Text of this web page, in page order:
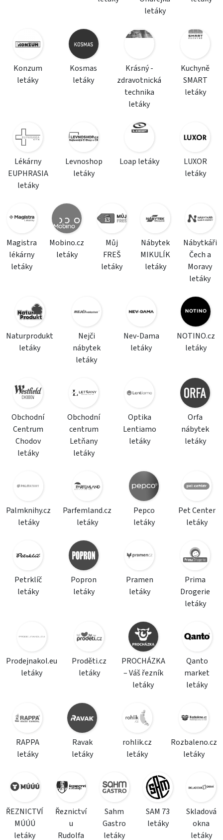
letáky
Konzum
letáky
Kosmas
letáky
Krásný -
zdravotnická
technika
letáky
Kuchyně
SMART
letáky
Lékárny
EUPHRASIA
letáky
Levnoshop
letáky
Loap letáky
LUXOR
letáky
Magistra
lékárny
letáky
Mobino.cz
letáky
Můj
FREŠ
letáky
Nábytek
MIKULÍK
letáky
Nábytkáři
Čech a
Moravy
letáky
Naturprodukt
letáky
Nejči
nábytek
letáky
Nev-Dama
letáky
NOTINO.cz
letáky
Obchodní
Centrum
Chodov
letáky
Obchodní
centrum
Letňany
letáky
Optika
Lentiamo
letáky
Orfa
nábytek
letáky
Palmknihy.cz
letáky
Parfemland.cz
letáky
Pepco
letáky
Pet Center
letáky
Petrklíč
letáky
Popron
letáky
Pramen
letáky
Prima
Drogerie
letáky
Prodejnakol.eu
letáky
Proděti.cz
letáky
PROCHÁZKA
– Váš řezník
letáky
Qanto
market
letáky
RAPPA
letáky
Ravak
letáky
rohlik.cz
letáky
Rozbaleno.cz
letáky
ŘEZNICTVÍ
MÚÚÚ
letáky
Řeznictví
u
Rudolfa
Sahm
Gastro
letáky
SAM 73
letáky
Skladová
okna
letáky